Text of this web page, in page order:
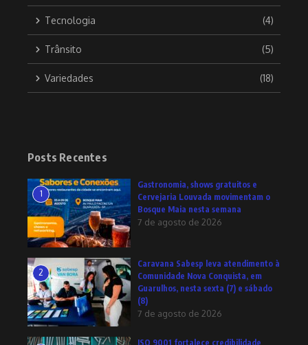
Tecnologia (4)
Trânsito (5)
Variedades (18)
Posts Recentes
1
Gastronomia, shows gratuitos e
Cervejaria Louvada movimentam o
Bosque Maia nesta semana
7 de agosto de 2026
2
Caravana Sabesp leva atendimento à
Comunidade Nova Conquista, em
Guarulhos, nesta sexta (7) e sábado
(8)
7 de agosto de 2026
ISO 9001 fortalece credibilidade